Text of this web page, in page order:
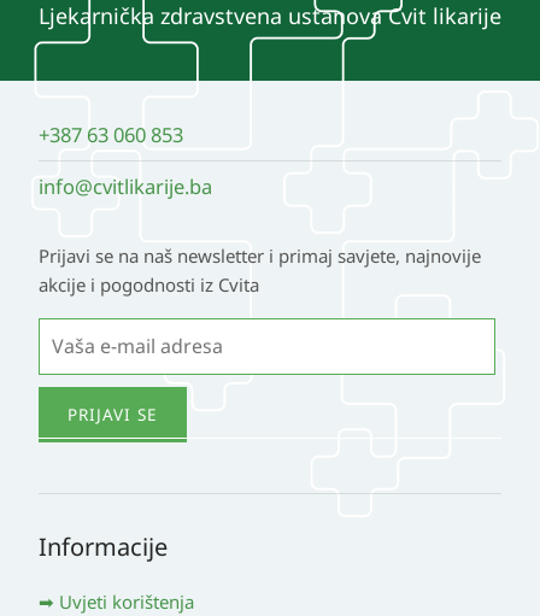
Ljekarnička zdravstvena ustanova Cvit likarije
+387 63 060 853
info@cvitlikarije.ba
Prijavi se na naš newsletter i primaj savjete, najnovije
akcije i pogodnosti iz Cvita
Informacije
Uvjeti korištenja